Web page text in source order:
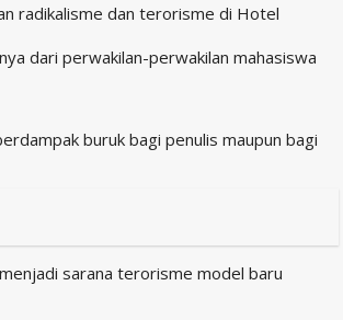
radikalisme dan terorisme di Hotel
dari perwakilan-perwakilan mahasiswa
buruk bagi penulis maupun bagi
sarana terorisme model baru